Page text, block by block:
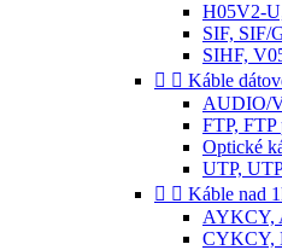
H05V2-
SIF, SIF/
SIHF,
  Káble
AUDIO/
FTP, FTP
Optické
UTP,
  Káble nad
AYKCY,
CYKCY,